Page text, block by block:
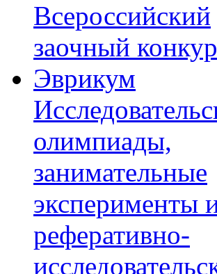
Всероссийский
заочный
Эврикум
олимпиады,
занимательные
эксперименты
реферативно-